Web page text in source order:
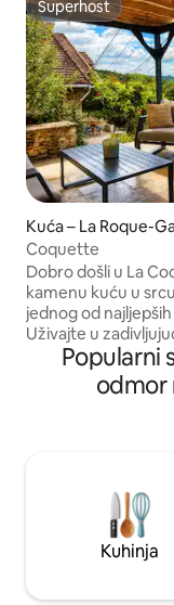
Superhost
Superhost
Kuća – La Roque-
Coquette
Dobro došli u La
kamenu kuću u
jednog od
Uživajte u
dolinu Dordogne,
trgovinama i
promatrajte
Sarlata, Dommea,
mjesta, idealna je
romantični odmor
Popularni
odmor
Kuhinja